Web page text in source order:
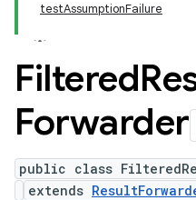
testAssumptionFailure
Filtered
Forwarder
public class
extends